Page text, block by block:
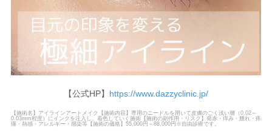
【公式HP】 https://www.dazzyclinic.jp/
【施術名】アイラインアートメイク【施術内容】専用のニードルを用いて皮膚のごく浅い層（0.02～
0.03mm程度）にインクを注入し、着色していく施術【施術の副作用・リスク】発赤・痒み・腫れ・疼
痛・熱感・アレルギー・感染等【施術の価格】55,000円～88,000円※自由診療です。